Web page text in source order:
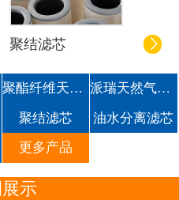
聚结滤芯 
聚酯纤维天然气滤芯
派瑞天然气滤芯
聚结滤芯
油水分离滤芯
更多产品
示